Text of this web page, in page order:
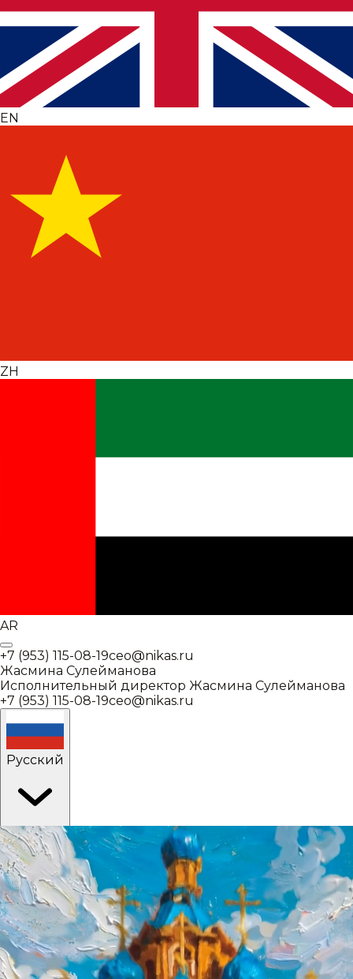
EN
ZH
AR
+7 (953) 115-08-19ceo@nikas.ru
Жасмина Сулейманова
Исполнительный директор Жасмина Сулейманова
+7 (953) 115-08-19ceo@nikas.ru
Русский